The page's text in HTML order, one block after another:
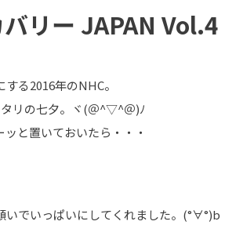
リー JAPAN Vol.4
る2016年のNHC。
リの七夕。ヾ(＠^▽^＠)ﾉ
と置いておいたら・・・
いでいっぱいにしてくれました。(°∀°)b